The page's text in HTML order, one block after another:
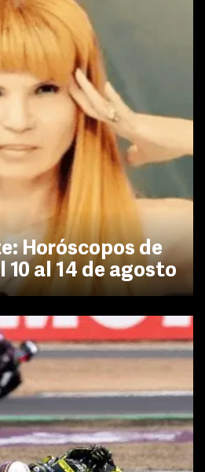
Horóscopos de
10 al 14 de agosto